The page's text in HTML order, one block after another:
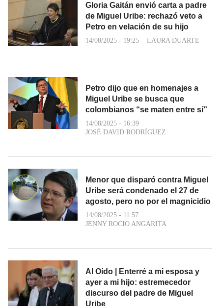
Gloria Gaitán envió carta a padre
de Miguel Uribe: rechazó veto a
Petro en velación de su hijo
14/08/2025 - 19:25 LAURA DUARTE
Petro dijo que en homenajes a
Miguel Uribe se busca que
colombianos “se maten entre sí”
14/08/2025 - 16:39
JOSÉ DAVID RODRÍGUEZ
Menor que disparó contra Miguel
Uribe será condenado el 27 de
agosto, pero no por el magnicidio
14/08/2025 - 11:57
JENNY ROCIO ANGARITA
Al Oído | Enterré a mi esposa y
ayer a mi hijo: estremecedor
discurso del padre de Miguel
Uribe